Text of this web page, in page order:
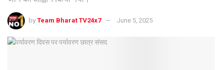
by Team Bharat TV24x7 June 5, 2025